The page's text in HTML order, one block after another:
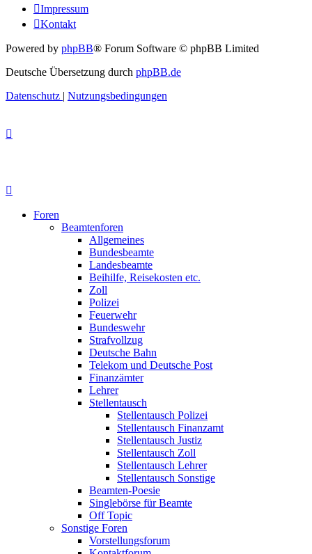
Impressum
Kontakt
Powered by phpBB® Forum Software © phpBB Limited
Deutsche Übersetzung durch phpBB.de
Datenschutz | Nutzungsbedingungen
Foren
Beamtenforen
Allgemeines
Bundesbeamte
Landesbeamte
Beihilfe, Reisekosten etc.
Zoll
Polizei
Feuerwehr
Bundeswehr
Strafvollzug
Deutsche Bahn
Telekom und Deutsche Post
Finanzämter
Lehrer
Stellentausch
Stellentausch Polizei
Stellentausch Finanzamt
Stellentausch Justiz
Stellentausch Zoll
Stellentausch Lehrer
Stellentausch Sonstige
Beamten-Poesie
Singlebörse für Beamte
Off Topic
Sonstige Foren
Vorstellungsforum